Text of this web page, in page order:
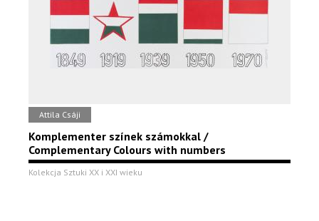
Attila Csáji
Komplementer színek számokkal /
Complementary Colours with numbers
Kolekcja Sztuki XX i XXI wieku